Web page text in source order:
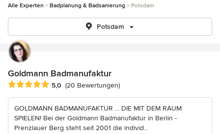
Alle Experten Badplanung & Badsanierung Potsdam
Potsdam
Goldmann Badmanufaktur
Durchschnittliche Bewertung: 5 von 5 Sternen
5,0 (20 Bewertungen)
GOLDMANN BADMANUFAKTUR ... DIE MIT DEM RAUM
SPIELEN! Bei der Goldmann Badmanufaktur in Berlin -
Prenzlauer Berg steht seit 2001 die individ...